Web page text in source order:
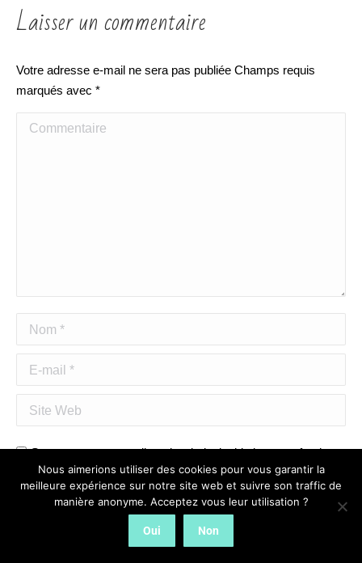
Laisser un commentaire
Votre adresse e-mail ne sera pas publiée Champs requis
marqués avec *
Commentaire
Nom *
E-mail *
Site Web
Save my name, email, and website in this browser for the
next time I comment.
Publier des commentaires
Nous aimerions utiliser des cookies pour vous garantir la
meilleure expérience sur notre site web et suivre son traffic de
manière anonyme. Acceptez vous leur utilisation ?
Oui Non